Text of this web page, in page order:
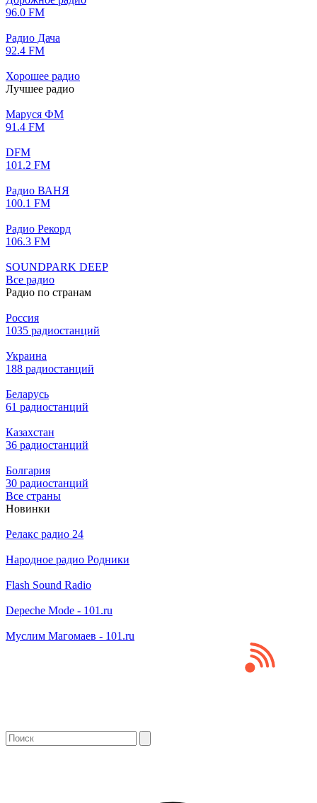
96.0 FM
Радио Дача
92.4 FM
Хорошее радио
Лучшее радио
Маруся ФМ
91.4 FM
DFM
101.2 FM
Радио ВАНЯ
100.1 FM
Радио Рекорд
106.3 FM
SOUNDPARK DEEP
Все радио
Радио по странам
Россия
1035 радиостанций
Украина
188 радиостанций
Беларусь
61 радиостанций
Казахстан
36 радиостанций
Болгария
30 радиостанций
Все страны
Новинки
Релакс радио 24
Народное радио Родники
Flash Sound Radio
Depeche Mode - 101.ru
Муслим Магомаев - 101.ru